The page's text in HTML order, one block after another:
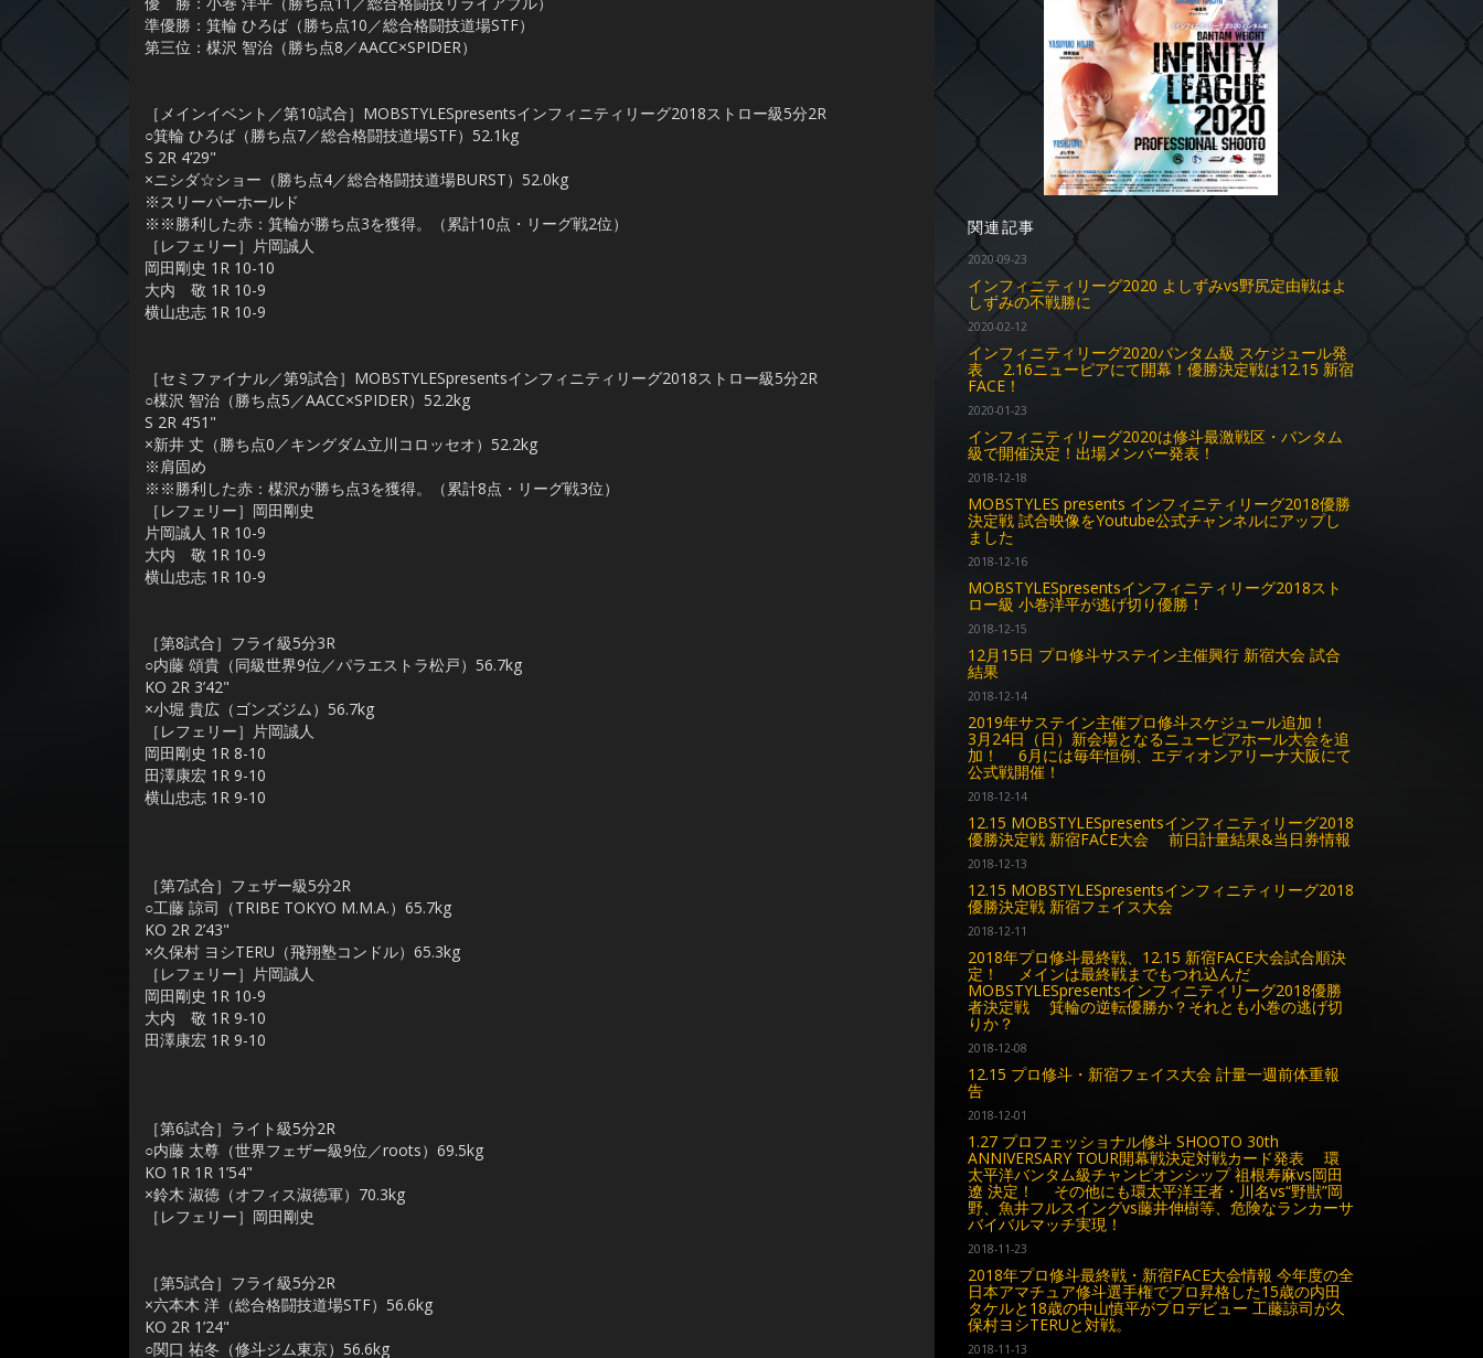
準優勝：箕輪 ひろば（勝ち点10／総合格闘技道場STF）
第三位：楳沢 智治（勝ち点8／AACC×SPIDER）
［メインイベント／第10試合］MOBSTYLESpresentsインフィニティリーグ2018ストロー級5分2R
○箕輪 ひろば（勝ち点7／総合格闘技道場STF）52.1kg
S 2R 4’29"
×ニシダ☆ショー（勝ち点4／総合格闘技道場BURST）52.0kg
※スリーパーホールド
※※勝利した赤：箕輪が勝ち点3を獲得。（累計10点・リーグ戦2位）
［レフェリー］片岡誠人
岡田剛史 1R 10-10
大内 敬 1R 10-9
横山忠志 1R 10-9
［セミファイナル／第9試合］MOBSTYLESpresentsインフィニティリーグ2018ストロー級5分2R
○楳沢 智治（勝ち点5／AACC×SPIDER）52.2kg
S 2R 4’51"
×新井 丈（勝ち点0／キングダム立川コロッセオ）52.2kg
※肩固め
※※勝利した赤：楳沢が勝ち点3を獲得。（累計8点・リーグ戦3位）
［レフェリー］岡田剛史
片岡誠人 1R 10-9
大内 敬 1R 10-9
横山忠志 1R 10-9
［第8試合］フライ級5分3R
○内藤 頌貴（同級世界9位／パラエストラ松戸）56.7kg
KO 2R 3’42"
×小堀 貴広（ゴンズジム）56.7kg
［レフェリー］片岡誠人
岡田剛史 1R 8-10
田澤康宏 1R 9-10
横山忠志 1R 9-10
［第7試合］フェザー級5分2R
○工藤 諒司（TRIBE TOKYO M.M.A.）65.7kg
KO 2R 2’43"
×久保村 ヨシTERU（飛翔塾コンドル）65.3kg
［レフェリー］片岡誠人
岡田剛史 1R 10-9
大内 敬 1R 9-10
田澤康宏 1R 9-10
［第6試合］ライト級5分2R
○内藤 太尊（世界フェザー級9位／roots）69.5kg
KO 1R 1R 1’54"
×鈴木 淑徳（オフィス淑徳軍）70.3kg
［レフェリー］岡田剛史
［第5試合］フライ級5分2R
×六本木 洋（総合格闘技道場STF）56.6kg
KO 2R 1’24"
○関口 祐冬（修斗ジム東京）56.6kg
関連記事
2020-09-23
インフィニティリーグ2020 よしずみvs野尻定由戦はよ
しずみの不戦勝に
2020-02-12
インフィニティリーグ2020バンタム級 スケジュール発
表 2.16ニューピアにて開幕！優勝決定戦は12.15 新宿
FACE！
2020-01-23
インフィニティリーグ2020は修斗最激戦区・バンタム
級で開催決定！出場メンバー発表！
2018-12-18
MOBSTYLES presents インフィニティリーグ2018優勝
決定戦 試合映像をYoutube公式チャンネルにアップし
ました
2018-12-16
MOBSTYLESpresentsインフィニティリーグ2018スト
ロー級 小巻洋平が逃げ切り優勝！
2018-12-15
12月15日 プロ修斗サステイン主催興行 新宿大会 試合
結果
2018-12-14
2019年サステイン主催プロ修斗スケジュール追加！
3月24日（日）新会場となるニューピアホール大会を追
加！ 6月には毎年恒例、エディオンアリーナ大阪にて
公式戦開催！
2018-12-14
12.15 MOBSTYLESpresentsインフィニティリーグ2018
優勝決定戦 新宿FACE大会 前日計量結果&当日券情報
2018-12-13
12.15 MOBSTYLESpresentsインフィニティリーグ2018
優勝決定戦 新宿フェイス大会
2018-12-11
2018年プロ修斗最終戦、12.15 新宿FACE大会試合順決
定！ メインは最終戦までもつれ込んだ
MOBSTYLESpresentsインフィニティリーグ2018優勝
者決定戦 箕輪の逆転優勝か？それとも小巻の逃げ切
りか？
2018-12-08
12.15 プロ修斗・新宿フェイス大会 計量一週前体重報
告
2018-12-01
1.27 プロフェッショナル修斗 SHOOTO 30th
ANNIVERSARY TOUR開幕戦決定対戦カード発表 環
太平洋バンタム級チャンピオンシップ 祖根寿麻vs岡田
遼 決定！ その他にも環太平洋王者・川名vs“野獣”岡
野、魚井フルスイングvs藤井伸樹等、危険なランカーサ
バイバルマッチ実現！
2018-11-23
2018年プロ修斗最終戦・新宿FACE大会情報 今年度の全
日本アマチュア修斗選手権でプロ昇格した15歳の内田
タケルと18歳の中山慎平がプロデビュー 工藤諒司が久
保村ヨシTERUと対戦。
2018-11-13